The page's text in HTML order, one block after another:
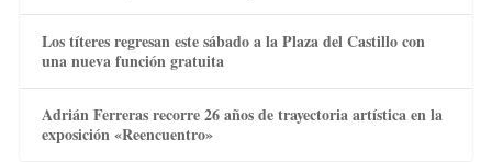
Los títeres regresan este sábado a la Plaza del Castillo con
una nueva función gratuita
Adrián Ferreras recorre 26 años de trayectoria artística en la
exposición «Reencuentro»